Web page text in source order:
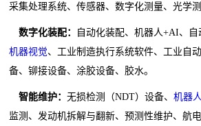
采集处理系统、传感器、数字化测量、光学
数字化装配：
自动化装配、机器人+AI、自
机器视觉、工业制造执行系统软件、工业自
备、铆接设备、涂胶设备、胶水。
智能维护：无损检测（NDT）设备、机器人
监测、发动机拆解与翻新、预测性维护、航